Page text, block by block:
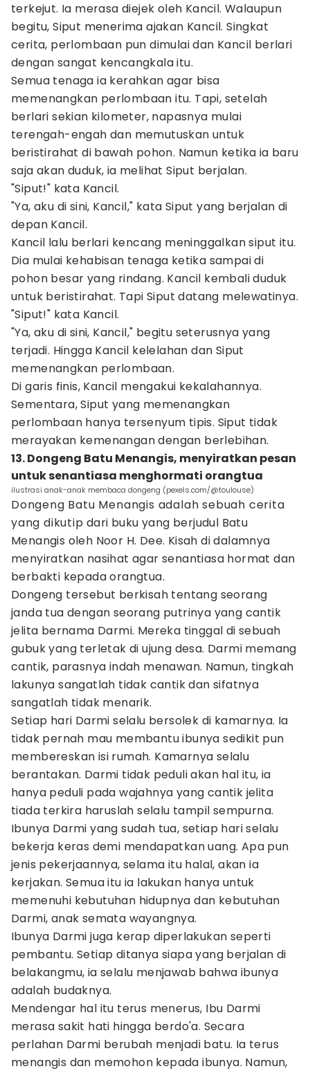
terkejut. Ia merasa diejek oleh Kancil. Walaupun
begitu, Siput menerima ajakan Kancil. Singkat
cerita, perlombaan pun dimulai dan Kancil berlari
dengan sangat kencangkala itu.
Semua tenaga ia kerahkan agar bisa
memenangkan perlombaan itu. Tapi, setelah
berlari sekian kilometer, napasnya mulai
terengah-engah dan memutuskan untuk
beristirahat di bawah pohon. Namun ketika ia baru
saja akan duduk, ia melihat Siput berjalan.
"Siput!" kata Kancil.
"Ya, aku di sini, Kancil," kata Siput yang berjalan di
depan Kancil.
Kancil lalu berlari kencang meninggalkan siput itu.
Dia mulai kehabisan tenaga ketika sampai di
pohon besar yang rindang. Kancil kembali duduk
untuk beristirahat. Tapi Siput datang melewatinya.
"Siput!" kata Kancil.
"Ya, aku di sini, Kancil," begitu seterusnya yang
terjadi. Hingga Kancil kelelahan dan Siput
memenangkan perlombaan.
Di garis finis, Kancil mengakui kekalahannya.
Sementara, Siput yang memenangkan
perlombaan hanya tersenyum tipis. Siput tidak
merayakan kemenangan dengan berlebihan.
13. Dongeng Batu Menangis, menyiratkan pesan
untuk senantiasa menghormati orangtua
ilustrasi anak-anak membaca dongeng (pexels.com/@toulouse)
Dongeng Batu Menangis adalah sebuah cerita
yang dikutip dari buku yang berjudul Batu
Menangis oleh Noor H. Dee. Kisah di dalamnya
menyiratkan nasihat agar senantiasa hormat dan
berbakti kepada orangtua.
Dongeng tersebut berkisah tentang seorang
janda tua dengan seorang putrinya yang cantik
jelita bernama Darmi. Mereka tinggal di sebuah
gubuk yang terletak di ujung desa. Darmi memang
cantik, parasnya indah menawan. Namun, tingkah
lakunya sangatlah tidak cantik dan sifatnya
sangatlah tidak menarik.
Setiap hari Darmi selalu bersolek di kamarnya. Ia
tidak pernah mau membantu ibunya sedikit pun
membereskan isi rumah. Kamarnya selalu
berantakan. Darmi tidak peduli akan hal itu, ia
hanya peduli pada wajahnya yang cantik jelita
tiada terkira haruslah selalu tampil sempurna.
Ibunya Darmi yang sudah tua, setiap hari selalu
bekerja keras demi mendapatkan uang. Apa pun
jenis pekerjaannya, selama itu halal, akan ia
kerjakan. Semua itu ia lakukan hanya untuk
memenuhi kebutuhan hidupnya dan kebutuhan
Darmi, anak semata wayangnya.
Ibunya Darmi juga kerap diperlakukan seperti
pembantu. Setiap ditanya siapa yang berjalan di
belakangmu, ia selalu menjawab bahwa ibunya
adalah budaknya.
Mendengar hal itu terus menerus, Ibu Darmi
merasa sakit hati hingga berdo'a. Secara
perlahan Darmi berubah menjadi batu. Ia terus
menangis dan memohon kepada ibunya. Namun,